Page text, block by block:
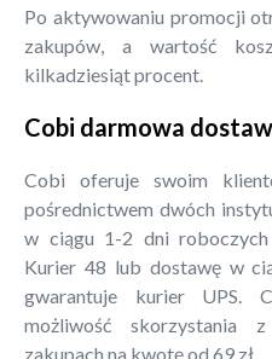
Po aktywowaniu promocji
zakupów, a wartość
kilkadziesiąt procent.
Cobi darmowa
Cobi oferuje swoim
pośrednictwem dwóch
w ciągu 1-2 dni
Kurier 48 lub dostawę w
gwarantuje kurier UPS.
możliwość skorzystania
zakupach na kwotę od 69 zł.